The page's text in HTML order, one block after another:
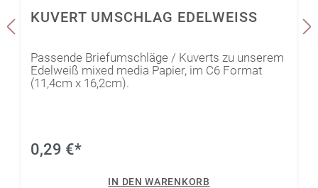
KUVERT UMSCHLAG EDELWEISS
Passende Briefumschläge / Kuverts zu unserem
Edelweiß mixed media Papier, im C6 Format
(11,4cm x 16,2cm).
0,29 €*
IN DEN WARENKORB